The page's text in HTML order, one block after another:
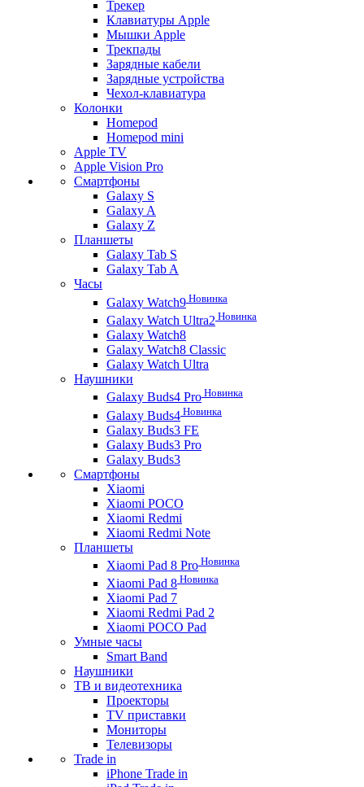
Трекер
Клавиатуры Apple
Мышки Apple
Трекпады
Зарядные кабели
Зарядные устройства
Чехол-клавиатура
Колонки
Homepod
Homepod mini
Apple TV
Apple Vision Pro
Смартфоны
Galaxy S
Galaxy A
Galaxy Z
Планшеты
Galaxy Tab S
Galaxy Tab A
Часы
Galaxy Watch9 Новинка
Galaxy Watch Ultra2 Новинка
Galaxy Watch8
Galaxy Watch8 Classic
Galaxy Watch Ultra
Наушники
Galaxy Buds4 Pro Новинка
Galaxy Buds4 Новинка
Galaxy Buds3 FE
Galaxy Buds3 Pro
Galaxy Buds3
Смартфоны
Xiaomi
Xiaomi POCO
Xiaomi Redmi
Xiaomi Redmi Note
Планшеты
Xiaomi Pad 8 Pro Новинка
Xiaomi Pad 8 Новинка
Xiaomi Pad 7
Xiaomi Redmi Pad 2
Xiaomi POCO Pad
Умные часы
Smart Band
Наушники
ТВ и видеотехника
Проекторы
TV приставки
Мониторы
Телевизоры
Trade in
iPhone Trade in